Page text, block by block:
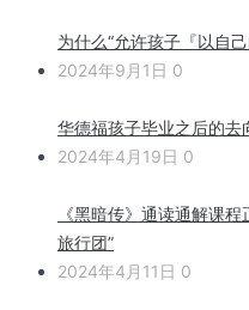
为什么“允许孩子『以自
2024年9月1日 0
华德福孩子毕业之后的去
2024年4月19日 0
《黑暗传》通读通解课
旅行团”
2024年4月11日 0